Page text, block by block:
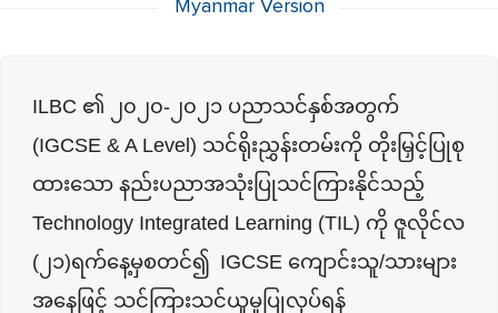
Myanmar Version
ILBC ၏ ၂၀၂၀-၂၀၂၁ ပညာသင်နှစ်အတွက်
(IGCSE & A Level) သင်ရိုးညွှန်းတမ်းကို တိုးမြှင့်ပြုစု
ထားသော နည်းပညာအသုံးပြုသင်ကြားနိုင်သည့်
Technology Integrated Learning (TIL) ကို ဇူလိုင်လ
(၂၁)ရက်နေ့မှစတင်၍ IGCSE ကျောင်းသူ/သားများ
အနေဖြင့် သင်ကြားသင်ယူမှုပြုလုပ်ရန်